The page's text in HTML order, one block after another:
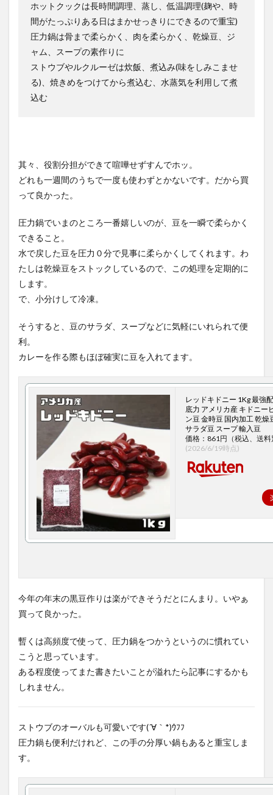
ホットクックは長時間調理、蒸し、低温調理(麹や、時
間がたっぷりある日はまかせっきりにできるので重宝)
圧力鍋は骨まで柔らかく、肉を柔らかく、乾燥豆、ジ
ャム、スープの素作りに
ストウブやルクルーゼは炊飯、煮込み(味をしみこませ
る)、焼きめをつけてから煮込む、水蒸気を利用して煮
込む
其々、役割分担ができて喧嘩せずすんでホッ。
どれも一週間のうちで一度も使わずとかないです。だから買
って良かった。
圧力鍋でいまのところ一番嬉しいのが、豆を一瞬で柔らかく
できること。
水で戻した豆を圧力０分で見事に柔らかくしてくれます。わ
たしは乾燥豆をストックしているので、この処理を定期的に
します。
で、小分けして冷凍。
そうすると、豆のサラダ、スープなどに気軽にいれられて便
利。
カレーを作る際もほぼ確実に豆を入れてます。
レッドキドニー 1Kg 最強
底力 アメリカ産 キドニー
ン豆 金時豆 国内加工 乾燥
サラダ豆 スープ 輸入豆
価格：861円（税込、送料
(2026/6/19時点)
今年の年末の黒豆作りは楽ができそうだとにんまり。いやぁ
買って良かった。
暫くは高頻度で使って、圧力鍋をつかうというのに慣れてい
こうと思っています。
ある程度使ってまた書きたいことが溢れたら記事にするかも
しれません。
ストウブのオーバルも可愛いです(´∀｀*)ｳﾌﾌ
圧力鍋も便利だけれど、この手の分厚い鍋もあると重宝しま
す。